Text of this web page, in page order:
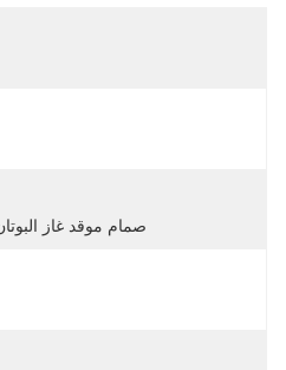
صمام موقد غاز البوتان مقاس 1